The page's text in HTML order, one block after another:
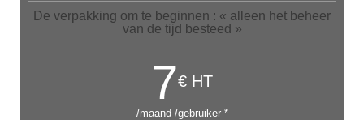
De verpakking om te beginnen : « alleen het beheer
van de tijd besteed »
7€ HT
/maand /gebruiker *